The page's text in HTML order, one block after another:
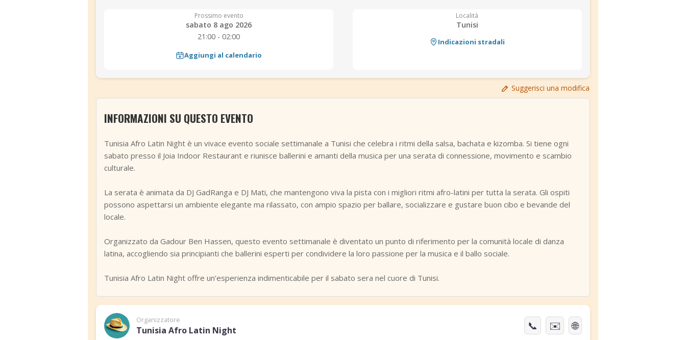
Prossimo evento
sabato 8 ago 2026
21:00 - 02:00
Aggiungi al calendario
Località
Tunisi
Indicazioni stradali
Suggerisci una modifica
INFORMAZIONI SU QUESTO EVENTO
Tunisia Afro Latin Night è un vivace evento sociale settimanale a Tunisi che celebra i ritmi della salsa, bachata e kizomba. Si tiene ogni
sabato presso il Joia Indoor Restaurant e riunisce ballerini e amanti della musica per una serata di connessione, movimento e scambio
culturale.
La serata è animata da DJ GadRanga e DJ Mati, che mantengono viva la pista con i migliori ritmi afro-latini per tutta la serata. Gli ospiti
possono aspettarsi un ambiente elegante ma rilassato, con ampio spazio per ballare, socializzare e gustare buon cibo e bevande del
locale.
Organizzato da Gadour Ben Hassen, questo evento settimanale è diventato un punto di riferimento per la comunità locale di danza
latina, accogliendo sia principianti che ballerini esperti per condividere la loro passione per la musica e il ballo sociale.
Tunisia Afro Latin Night offre un’esperienza indimenticabile per il sabato sera nel cuore di Tunisi.
Organizzatore
Tunisia Afro Latin Night 📞 ✉️ 🌐